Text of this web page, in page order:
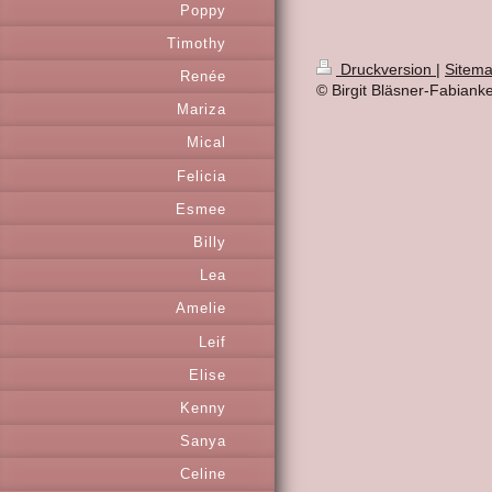
Poppy
Timothy
Renée
Mariza
Mical
Felicia
Esmee
Billy
Lea
Amelie
Leif
Elise
Kenny
Sanya
Celine
Druckversion |
© Birgit Bläsner-